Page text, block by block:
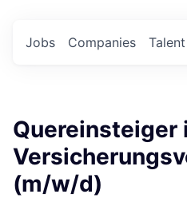
Jobs Companies Talent
Quereinsteiger
(m/w/d)